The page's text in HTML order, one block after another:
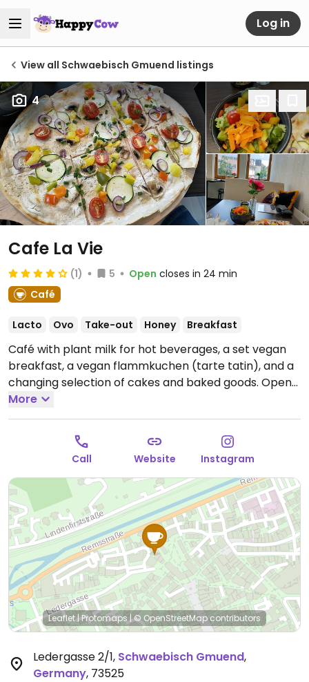
Log in
View all Schwaebisch Gmuend listings
4
Cafe La Vie
(1) 5 Open closes in 24 min
Café
Lacto Ovo Take-out Honey Breakfast
Café with plant milk for hot beverages, a set vegan
breakfast, a vegan flammkuchen (tarte tatin), and a
changing selection of cakes and baked goods. Open
Mon-Sat 09:00-18:00, Sun 13:00-21:00.
More
Call Website Instagram
Leaflet|Protomaps|© OpenStreetMapcontributors
Ledergasse 2/1, Schwaebisch Gmuend,
Germany, 73525